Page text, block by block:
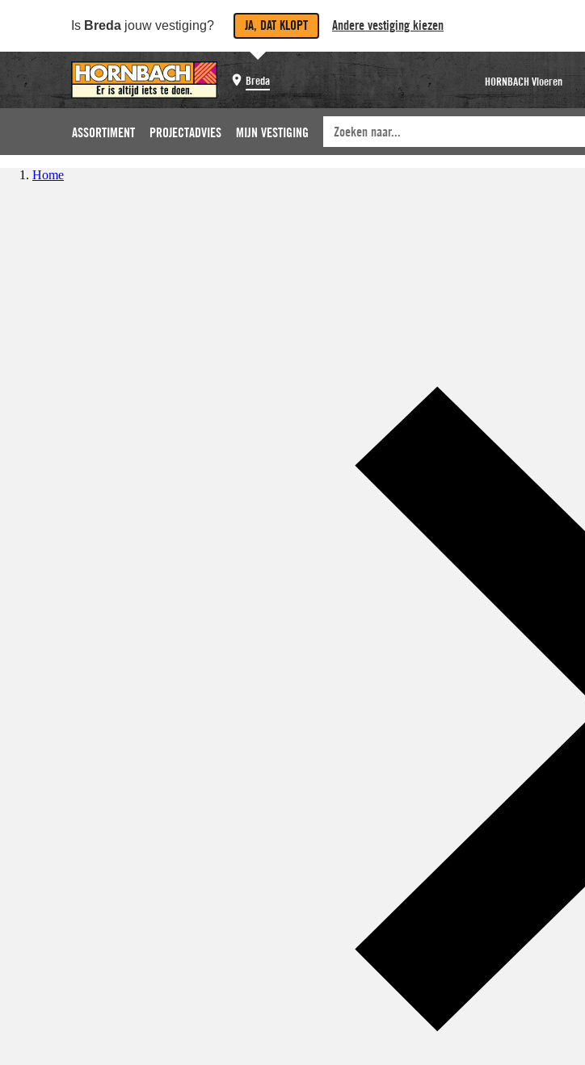
Is Breda jouw vestiging? JA, DAT KLOPT Andere vestiging kiezen
Breda HORNBACH Vloeren
ASSORTIMENT PROJECTADVIES MIJN VESTIGING
Home